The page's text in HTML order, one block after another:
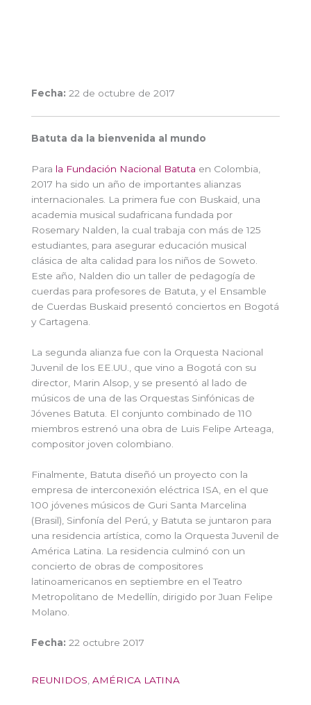
Fecha: 22 de octubre de 2017
Batuta da la bienvenida al mundo
Para la Fundación Nacional Batuta en Colombia,
2017 ha sido un año de importantes alianzas
internacionales. La primera fue con Buskaid, una
academia musical sudafricana fundada por
Rosemary Nalden, la cual trabaja con más de 125
estudiantes, para asegurar educación musical
clásica de alta calidad para los niños de Soweto.
Este año, Nalden dio un taller de pedagogía de
cuerdas para profesores de Batuta, y el Ensamble
de Cuerdas Buskaid presentó conciertos en Bogotá
y Cartagena.
La segunda alianza fue con la Orquesta Nacional
Juvenil de los EE.UU., que vino a Bogotá con su
director, Marin Alsop, y se presentó al lado de
músicos de una de las Orquestas Sinfónicas de
Jóvenes Batuta. El conjunto combinado de 110
miembros estrenó una obra de Luis Felipe Arteaga,
compositor joven colombiano.
Finalmente, Batuta diseñó un proyecto con la
empresa de interconexión eléctrica ISA, en el que
100 jóvenes músicos de Guri Santa Marcelina
(Brasil), Sinfonía del Perú, y Batuta se juntaron para
una residencia artística, como la Orquesta Juvenil de
América Latina. La residencia culminó con un
concierto de obras de compositores
latinoamericanos en septiembre en el Teatro
Metropolitano de Medellín, dirigido por Juan Felipe
Molano.
Fecha: 22 octubre 2017
REUNIDOS AMÉRICA LATINA